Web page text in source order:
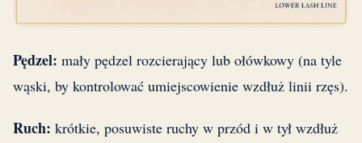
Pędzel: mały pędzel rozcierający lub ołówkowy (na tyle
wąski, by kontrolować umiejscowienie wzdłuż linii rzęs).
Ruch: krótkie, posuwiste ruchy w przód i w tył wzdłuż